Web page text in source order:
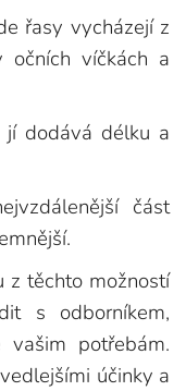
řasy vycházejí z
očních víčkách a
dodává délku a
část
z těchto možností
s odborníkem,
potřebám.
účinky a